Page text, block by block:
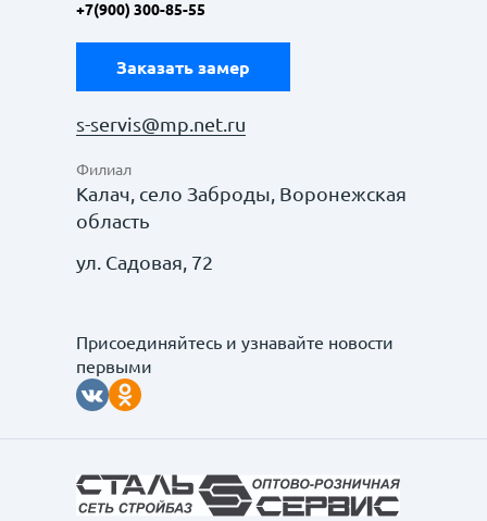
+7(900) 300-85-55
Заказать замер
s-servis@mp.net.ru
Филиал
Калач, село Заброды, Воронежская
область
ул. Садовая, 72
Присоединяйтесь и узнавайте новости
первыми